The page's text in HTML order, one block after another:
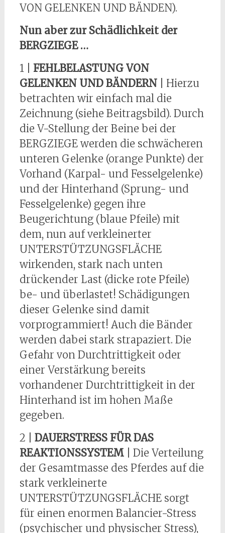
VON GELENKEN UND BÄNDEN).
Nun aber zur Schädlichkeit der
BERGZIEGE …
1 | FEHLBELASTUNG VON
GELENKEN UND BÄNDERN| Hierzu
betrachten wir einfach mal die
Zeichnung (siehe Beitragsbild). Durch
die V-Stellung der Beine bei der
BERGZIEGE werden die schwächeren
unteren Gelenke (orange Punkte) der
Vorhand (Karpal- und Fesselgelenke)
und der Hinterhand (Sprung- und
Fesselgelenke) gegen ihre
Beugerichtung (blaue Pfeile) mit
dem, nun auf verkleinerter
UNTERSTÜTZUNGSFLÄCHE
wirkenden, stark nach unten
drückender Last (dicke rote Pfeile)
be- und überlastet! Schädigungen
dieser Gelenke sind damit
vorprogrammiert! Auch die Bänder
werden dabei stark strapaziert. Die
Gefahr von Durchtrittigkeit oder
einer Verstärkung bereits
vorhandener Durchtrittigkeit in der
Hinterhand ist im hohen Maße
gegeben.
2 | DAUERSTRESS FÜR DAS
REAKTIONSSYSTEM| Die Verteilung
der Gesamtmasse des Pferdes auf die
stark verkleinerte
UNTERSTÜTZUNGSFLÄCHE sorgt
für einen enormen Balancier-Stress
(psychischer und physischer Stress),